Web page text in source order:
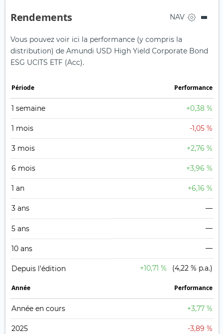
Rendements NAV
Vous pouvez voir ici la performance (y compris la
distribution) de Amundi USD High Yield Corporate Bond
ESG UCITS ETF (Acc).
Période Performance
1 semaine +0,38 %
1 mois -1,05 %
3 mois +2,76 %
6 mois +3,96 %
1 an +6,16 %
3 ans —
5 ans —
10 ans —
Depuis l'édition +10,71 % (4,22 % p.a.)
Année Performance
Année en cours +3,77 %
2025 -3,89 %